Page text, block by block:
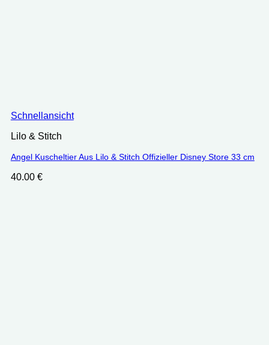
Schnellansicht
Lilo & Stitch
Angel Kuscheltier Aus Lilo & Stitch Offizieller Disney Store 33 cm
40.00 €